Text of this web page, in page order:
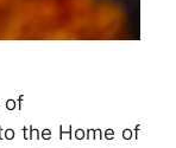
of
the Home of